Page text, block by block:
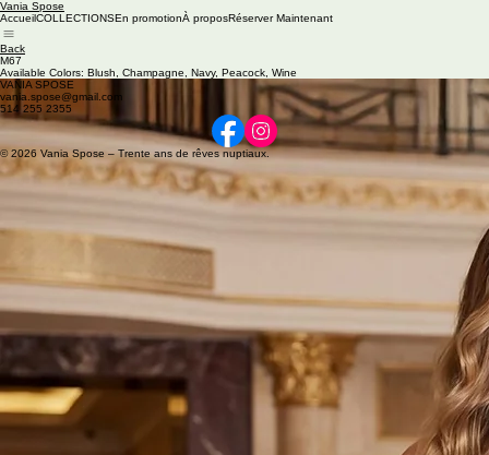
Vania Spose
AccueilCOLLECTIONSEn promotionÀ proposRéserver Maintenant
Back
M67
Available Colors: Blush, Champagne, Navy, Peacock, Wine
VANIA SPOSE
vania.spose@gmail.com
514 255 2355
© 2026 Vania Spose – Trente ans de rêves nuptiaux.